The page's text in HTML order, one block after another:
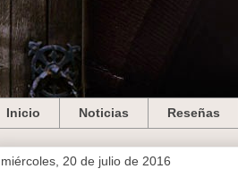
Inicio Noticias Reseñas
miércoles, 20 de julio de 2016